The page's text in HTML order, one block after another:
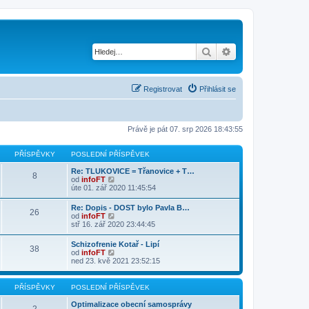
Hledat
Přihlásit se
Registrovat
Právě je pát 07. srp 2026 18:43:55
PŘÍSPĚVKY POSLEDNÍ PŘÍSPĚVEK
8
Re: TLUKOVICE = Třanovice + T…
od infoFT
o
r
a
z
i
t
p
s
l
e
d
n
í
úte 01. zář 2020 11:45:54
26
Re: Dopis - DOST bylo Pavla B…
od infoFT
o
a
z
i
t
p
o
s
l
stř 16. zář 2020 23:44:45
38
Schizofrenie Kotař - Lipí
od infoFT
o
r
a
i
ned 23. kvě 2021 23:52:15
PŘÍSPĚVKY POSLEDNÍ PŘÍSPĚVEK
Optimalizace obecní samosprávy